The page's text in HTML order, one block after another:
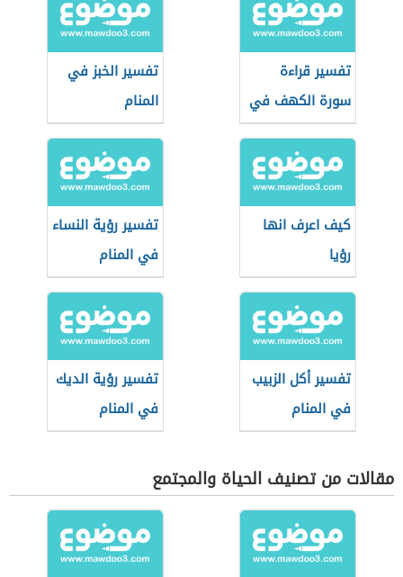
تفسير قراءة
سورة الكهف في
المنام
تفسير الخبز في
المنام
كيف اعرف انها
رؤيا
تفسير رؤية النساء
في المنام
تفسير أكل الزبيب
في المنام
تفسير رؤية الديك
في المنام
مقالات من تصنيف الحياة والمجتمع